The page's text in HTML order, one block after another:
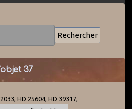
37
, HD 25604, HD 39317,